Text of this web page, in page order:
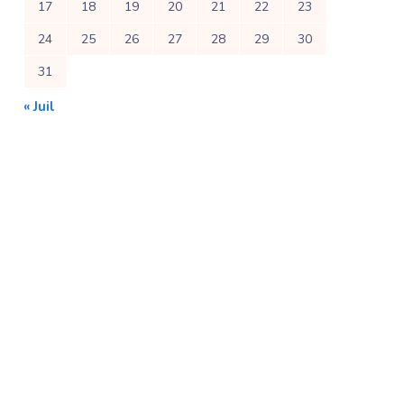
17 18 19 20 21 22
23
24
25 26 27 28 29
30
31
« Juil